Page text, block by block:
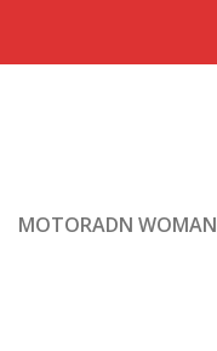
MOTORADN WOMAN